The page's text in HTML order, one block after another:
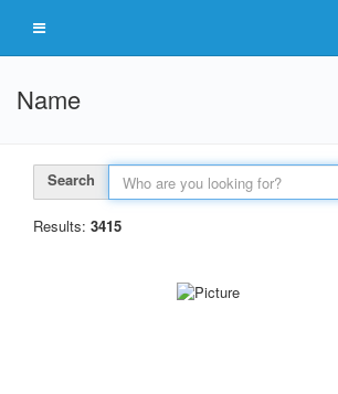
Name
Search
Results: 3415